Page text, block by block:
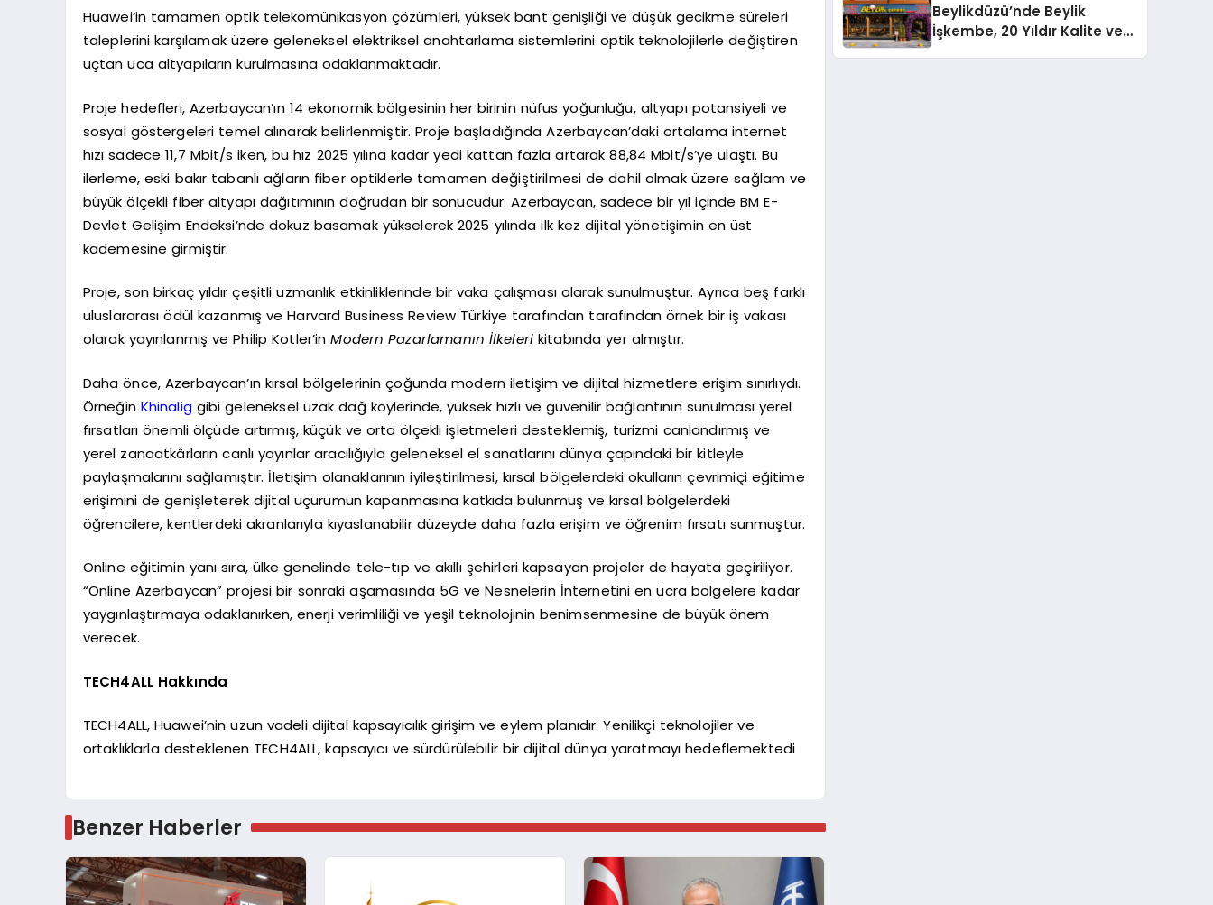
Huawei’in tamamen optik telekomünikasyon çözümleri, yüksek bant genişliği ve düşük gecikme süreleri
taleplerini karşılamak üzere geleneksel elektriksel anahtarlama sistemlerini optik teknolojilerle değiştiren
uçtan uca altyapıların kurulmasına odaklanmaktadır.
Proje hedefleri, Azerbaycan’ın 14 ekonomik bölgesinin her birinin nüfus yoğunluğu, altyapı potansiyeli ve
sosyal göstergeleri temel alınarak belirlenmiştir. Proje başladığında Azerbaycan’daki ortalama internet
hızı sadece 11,7 Mbit/s iken, bu hız 2025 yılına kadar yedi kattan fazla artarak 88,84 Mbit/s’ye ulaştı. Bu
ilerleme, eski bakır tabanlı ağların fiber optiklerle tamamen değiştirilmesi de dahil olmak üzere sağlam ve
büyük ölçekli fiber altyapı dağıtımının doğrudan bir sonucudur. Azerbaycan, sadece bir yıl içinde BM E-
Devlet Gelişim Endeksi’nde dokuz basamak yükselerek 2025 yılında ilk kez dijital yönetişimin en üst
kademesine girmiştir.
Proje, son birkaç yıldır çeşitli uzmanlık etkinliklerinde bir vaka çalışması olarak sunulmuştur. Ayrıca beş farklı
uluslararası ödül kazanmış ve Harvard Business Review Türkiye tarafından tarafından örnek bir iş vakası
olarak yayınlanmış ve Philip Kotler’inModern Pazarlamanın İlkeleri kitabında yer almıştır.
Daha önce, Azerbaycan’ın kırsal bölgelerinin çoğunda modern iletişim ve dijital hizmetlere erişim sınırlıydı.
Örneğin Khinaliggibi geleneksel uzak dağ köylerinde, yüksek hızlı ve güvenilir bağlantının sunulması yerel
fırsatları önemli ölçüde artırmış, küçük ve orta ölçekli işletmeleri desteklemiş, turizmi canlandırmış ve
yerel zanaatkârların canlı yayınlar aracılığıyla geleneksel el sanatlarını dünya çapındaki bir kitleyle
paylaşmalarını sağlamıştır. İletişim olanaklarının iyileştirilmesi, kırsal bölgelerdeki okulların çevrimiçi eğitime
erişimini de genişleterek dijital uçurumun kapanmasına katkıda bulunmuş ve kırsal bölgelerdeki
öğrencilere, kentlerdeki akranlarıyla kıyaslanabilir düzeyde daha fazla erişim ve öğrenim fırsatı sunmuştur.
Online eğitimin yanı sıra, ülke genelinde tele-tıp ve akıllı şehirleri kapsayan projeler de hayata geçiriliyor.
“Online Azerbaycan” projesi bir sonraki aşamasında 5G ve Nesnelerin İnternetini en ücra bölgelere kadar
yaygınlaştırmaya odaklanırken, enerji verimliliği ve yeşil teknolojinin benimsenmesine de büyük önem
verecek.
TECH4ALL Hakkında
TECH4ALL, Huawei’nin uzun vadeli dijital kapsayıcılık girişim ve eylem planıdır. Yenilikçi teknolojiler ve
ortaklıklarla desteklenen TECH4ALL, kapsayıcı ve sürdürülebilir bir dijital dünya yaratmayı hedeflemektedi
Benzer Haberler
Beylikdüzü’nde Beylik
İşkembe, 20 Yıldır Kalite ve